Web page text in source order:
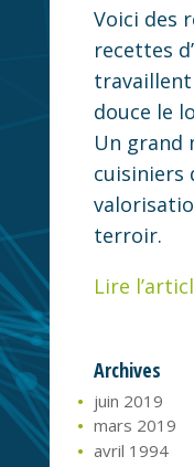
Voici des
recettes
travaillent
douce le
Un grand
cuisiniers
terroir.
Lire
Archives
juin 2019
mars 2019
avril 1994